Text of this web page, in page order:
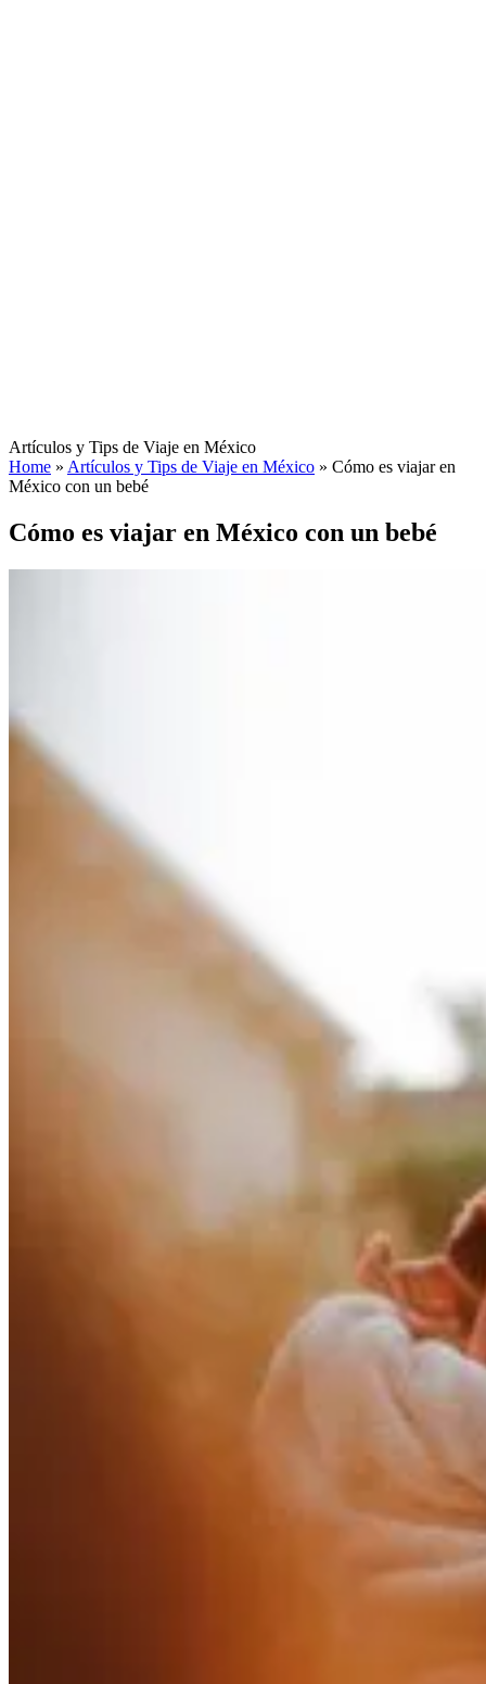
Artículos y Tips de Viaje en México
Home » Artículos y Tips de Viaje en México » Cómo es viajar en
México con un bebé
Cómo es viajar en México con un bebé